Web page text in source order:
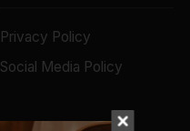
Privacy Policy
Social Media Policy